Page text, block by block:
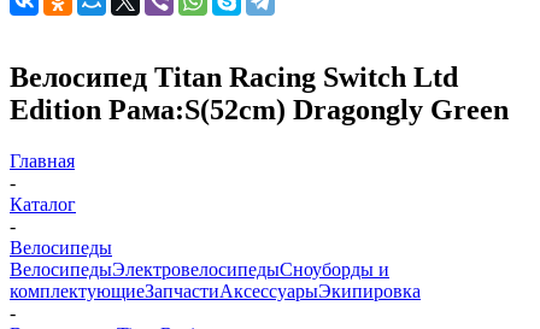
Велосипед Titan Racing Switch Ltd
Edition Рама:S(52cm) Dragongly Green
Главная
-
Каталог
-
Велосипеды
ВелосипедыЭлектровелосипедыCноуборды и
комплектующиеЗапчастиАксессуарыЭкипировка
-